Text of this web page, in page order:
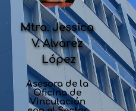
Mtra. Jessica
V. Alvarez
López
Asesora de la
Oficina de
Vinculación